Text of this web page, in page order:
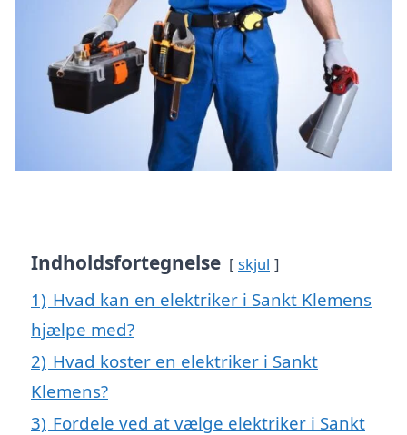
Indholdsfortegnelse skjul
1) Hvad kan en elektriker i Sankt Klemens
hjælpe med?
2) Hvad koster en elektriker i Sankt
Klemens?
3) Fordele ved at vælge elektriker i Sankt